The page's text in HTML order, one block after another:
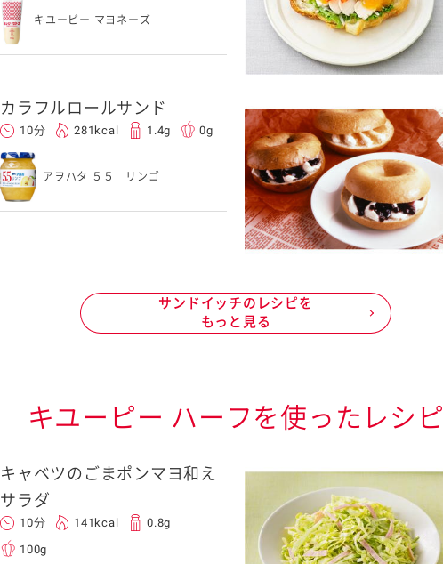
キユーピー マヨネーズ
カラフルロールサンド
10分 281kcal 1.4g 0g
アヲハタ ５５ リンゴ
サンドイッチのレシピを
もっと見る
キユーピー ハーフを使ったレシピ
キャベツのごまポンマヨ和え
サラダ
10分 141kcal
0.8g
100g